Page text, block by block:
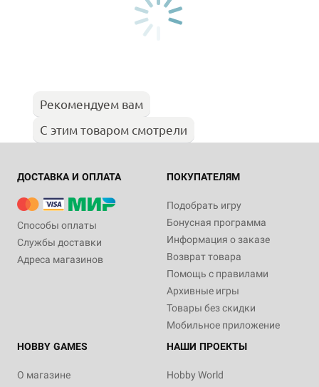
Рекомендуем вам
С этим товаром смотрели
ДОСТАВКА И ОПЛАТА
Способы оплаты
Службы доставки
Адреса магазинов
ПОКУПАТЕЛЯМ
Подобрать игру
Бонусная программа
Информация о заказе
Возврат товара
Помощь с правилами
Архивные игры
Товары без скидки
Мобильное приложение
HOBBY GAMES
О магазине
НАШИ ПРОЕКТЫ
Hobby World